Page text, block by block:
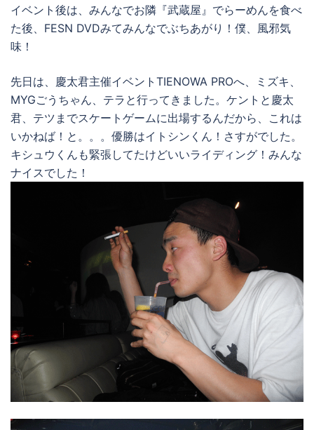
イベント後は、みんなでお隣『武蔵屋』でらーめんを食べ
た後、FESN DVDみてみんなでぶちあがり！僕、風邪気
味！
先日は、慶太君主催イベントTIENOWA PROへ、ミズキ、
MYGごうちゃん、テラと行ってきました。ケントと慶太
君、テツまでスケートゲームに出場するんだから、これは
いかねば！と。。。優勝はイトシンくん！さすがでした。
キシュウくんも緊張してたけどいいライディング！みんな
ナイスでした！